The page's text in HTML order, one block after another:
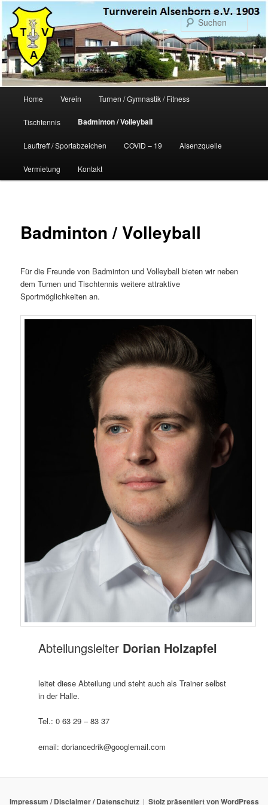
primären
Inhalt
springen
Home Verein Turnen / Gymnastik / Fitness
Tischtennis Badminton / Volleyball
Lauftreff / Sportabzeichen COVID – 19 Alsenzquelle
Vermietung Kontakt
Badminton / Volleyball
Für die Freunde von Badminton und Volleyball bieten wir neben
dem Turnen und Tischtennis weitere attraktive
Sportmöglichkeiten an.
Abteilungsleiter Dorian Holzapfel
leitet diese Abteilung und steht auch als Trainer selbst
in der Halle.
Tel.: 0 63 29 – 83 37
email: doriancedrik@googlemail.com
Impressum / Disclaimer / Datenschutz Stolz präsentiert von WordPress